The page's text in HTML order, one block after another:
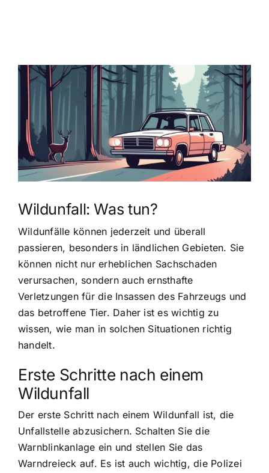
Zeige
grösseres
Wildunfall: Was tun?
Wildunfälle können jederzeit und überall
passieren, besonders in ländlichen Gebieten. Sie
können nicht nur erheblichen Sachschaden
verursachen, sondern auch ernsthafte
Verletzungen für die Insassen des Fahrzeugs und
das betroffene Tier. Daher ist es wichtig zu
wissen, wie man in solchen Situationen richtig
handelt.
Erste Schritte nach einem
Wildunfall
Der erste Schritt nach einem Wildunfall ist, die
Unfallstelle abzusichern. Schalten Sie die
Warnblinkanlage ein und stellen Sie das
Warndreieck auf. Es ist auch wichtig, die Polizei